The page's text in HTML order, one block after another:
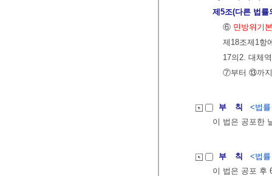
제5조(다른 법률
⑥ 민방위기
제18조제1항
17의2. 대체
⑦부터 ⑬까
부 칙
<법
이 법은 공포한
부 칙
<법
이 법은 공포 후